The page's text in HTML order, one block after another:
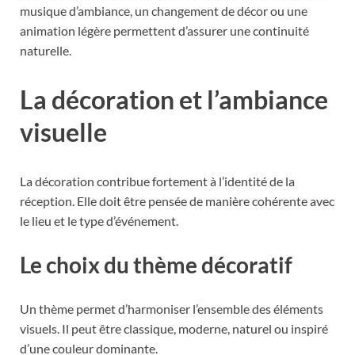
musique d’ambiance, un changement de décor ou une
animation légère permettent d’assurer une continuité
naturelle.
La décoration et l’ambiance
visuelle
La décoration contribue fortement à l’identité de la
réception. Elle doit être pensée de manière cohérente avec
le lieu et le type d’événement.
Le choix du thème décoratif
Un thème permet d’harmoniser l’ensemble des éléments
visuels. Il peut être classique, moderne, naturel ou inspiré
d’une couleur dominante.